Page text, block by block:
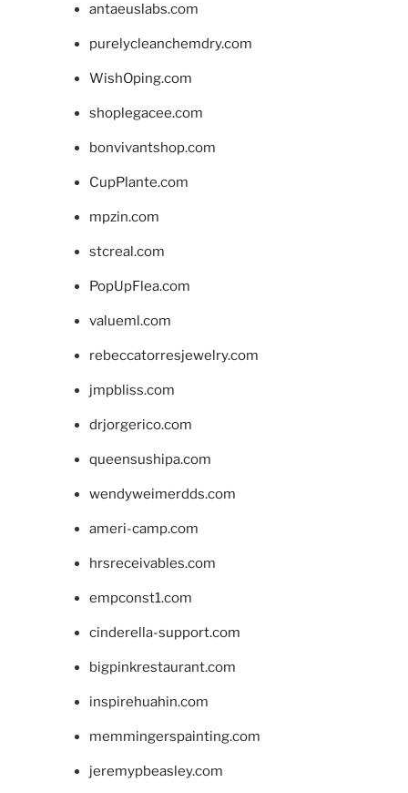
antaeuslabs.com
purelycleanchemdry.com
WishOping.com
shoplegacee.com
bonvivantshop.com
CupPlante.com
mpzin.com
stcreal.com
PopUpFlea.com
valueml.com
rebeccatorresjewelry.com
jmpbliss.com
drjorgerico.com
queensushipa.com
wendyweimerdds.com
ameri-camp.com
hrsreceivables.com
empconst1.com
cinderella-support.com
bigpinkrestaurant.com
inspirehuahin.com
memmingerspainting.com
jeremypbeasley.com